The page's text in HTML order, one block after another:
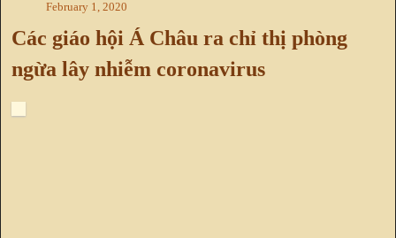
February 1, 2020
Các giáo hội Á Châu ra chỉ thị phòng
ngừa lây nhiễm coronavirus